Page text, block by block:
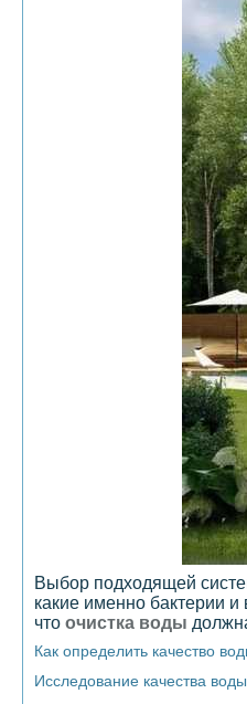
Выбор подходящей
какие именно бактерии
что очистка воды
Как определить качество
Исследование качества воды